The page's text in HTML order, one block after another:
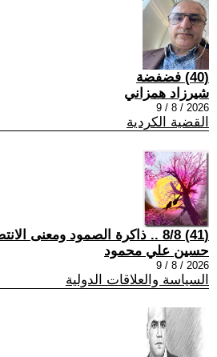
(40) فضفضة
شيرزاد همزاني
2026 / 8 / 9
القضية الكردية
(41) 8/8 .. ذاكرة الصمود ومعنى الانتصار
حسين علي محمود
2026 / 8 / 9
السياسة والعلاقات الدولية